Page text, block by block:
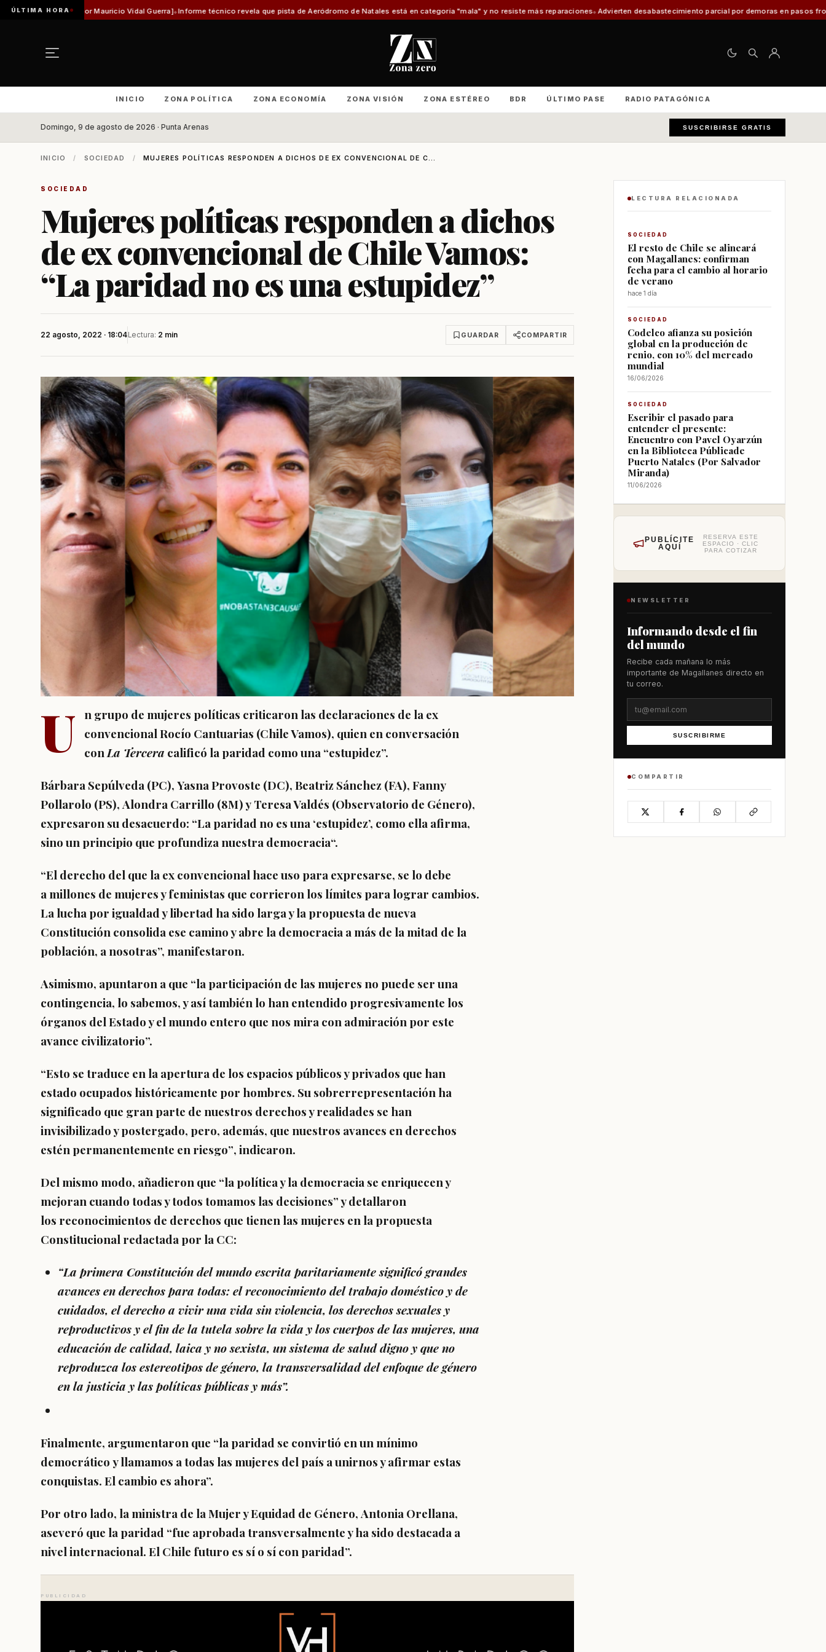
ÚLTIMA HORA
Vidal Guerra] Informe técnico revela que pista de Aeródromo de Natales está en categoría "mala" y no resiste más reparaciones Advierten desabastecimiento parcial por demoras en pasos fronterizos y critican a
INICIO ZONA POLÍTICA ZONA ECONOMÍA ZONA VISIÓN ZONA ESTÉREO BDR ÚLTIMO PASE RADIO PATAGÓNICA
Domingo, 9 de agosto de 2026 · Punta Arenas SUSCRIBIRSE GRATIS
INICIO / SOCIEDAD / MUJERES POLÍTICAS RESPONDEN A DICHOS DE EX CONVENCIONAL DE C...
SOCIEDAD
Mujeres políticas responden a dichos
de ex convencional de Chile Vamos:
“La paridad no es una estupidez”
22 agosto, 2022 · 18:04Lectura: 2 min GUARDAR COMPARTIR
U
n grupo de mujeres políticas criticaron las declaraciones de la ex
convencional Rocío Cantuarias (Chile Vamos), quien en conversación
conLa Tercera calificó la paridad como una “estupidez”.
Bárbara Sepúlveda (PC), Yasna Provoste (DC), Beatriz Sánchez (FA), Fanny
Pollarolo (PS),Alondra Carrillo (8M) y Teresa Valdés (Observatorio de Género),
expresaron su desacuerdo: “La paridad no es una ‘estupidez’, como ella afirma,
sino un principio que profundiza nuestra democracia“.
“El derecho del que la ex convencional hace uso para expresarse, se lo debe
a millones de mujeres y feministas que corrieron los límites para lograr cambios.
La lucha por igualdad y libertad ha sido larga y la propuesta de nueva
Constitución consolida ese camino y abre la democracia a más de la mitad de la
población, a nosotras”, manifestaron.
Asimismo, apuntaron a que “la participación de las mujeres no puede ser una
contingencia, lo sabemos, y así también lo han entendido progresivamente los
órganos del Estado y el mundo entero que nos mira con admiración por este
avance civilizatorio”.
“Esto se traduce en la apertura de los espacios públicos y privados que han
estado ocupados históricamente por hombres. Su sobrerrepresentación ha
significado que gran parte de nuestros derechos y realidades se han
invisibilizado y postergado, pero, además, que nuestros avances en derechos
estén permanentemente en riesgo”, indicaron.
Del mismo modo, añadieron que “la política y la democracia se enriquecen y
mejoran cuando todas y todos tomamos las decisiones” y detallaron
los reconocimientos de derechos que tienen las mujeres en la propuesta
Constitucional redactada por la CC:
“La primera Constitución del mundo escrita paritariamente significó grandes
avances en derechos para todas: el reconocimiento del trabajo doméstico y de
cuidados, el derecho a vivir una vida sin violencia, los derechos sexuales y
reproductivos y el fin de la tutela sobre la vida y los cuerpos de las mujeres, una
educación de calidad, laica y no sexista, un sistema de salud digno y que no
reproduzca los estereotipos de género, la transversalidad del enfoque de género
en la justicia y las políticas públicas y más”.
Finalmente, argumentaron que “la paridad se convirtió en un mínimo
democrático y llamamos a todas las mujeres del país a unirnos y afirmar estas
conquistas. El cambio es ahora”.
Por otro lado, la ministra de la Mujer y Equidad de Género,Antonia Orellana,
aseveró que la paridad “fue aprobada transversalmente y ha sido destacada a
nivel internacional. El Chile futuro es sí o sí con paridad”.
PUBLICIDAD
LECTURA RELACIONADA
SOCIEDAD
El resto de Chile se alineará
con Magallanes: confirman
fecha para el cambio al horario
de verano
hace 1 día
SOCIEDAD
Codelco afianza su posición
global en la producción de
renio, con 10% del mercado
mundial
16/06/2026
SOCIEDAD
Escribir el pasado para
entender el presente:
Encuentro con Pavel Oyarzún
en la Biblioteca Públicade
Puerto Natales (Por Salvador
Miranda)
11/06/2026
PUBLÍCITE
AQUÍ
RESERVA ESTE
ESPACIO · CLIC
PARA COTIZAR
NEWSLETTER
Informando desde el fin
del mundo
Recibe cada mañana lo más
importante de Magallanes directo en
tu correo.
SUSCRIBIRME
COMPARTIR